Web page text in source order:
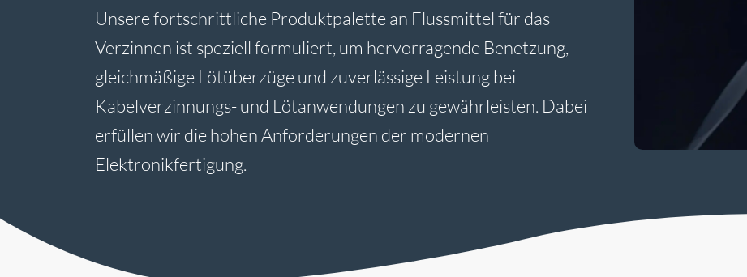
Unsere fortschrittliche Produktpalette an Flussmittel für das
Verzinnen ist speziell formuliert, um hervorragende Benetzung,
gleichmäßige Lötüberzüge und zuverlässige Leistung bei
Kabelverzinnungs- und Lötanwendungen zu gewährleisten. Dabei
erfüllen wir die hohen Anforderungen der modernen
Elektronikfertigung.